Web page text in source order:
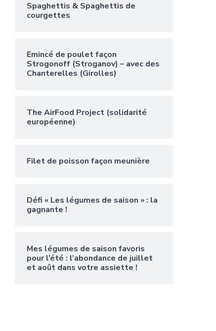
Spaghettis & Spaghettis de
courgettes
Emincé de poulet façon
Strogonoff (Stroganov) – avec des
Chanterelles (Girolles)
The AirFood Project (solidarité
européenne)
Filet de poisson façon meunière
Défi « Les légumes de saison » : la
gagnante !
Mes légumes de saison favoris
pour l’été : l’abondance de juillet
et août dans votre assiette !